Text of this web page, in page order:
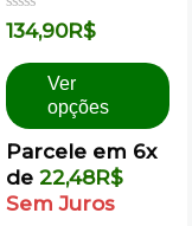
Avaliação
0
5
134,90R$
Ver
opções
Parcele em 6x
de 22,48R$
Sem Juros